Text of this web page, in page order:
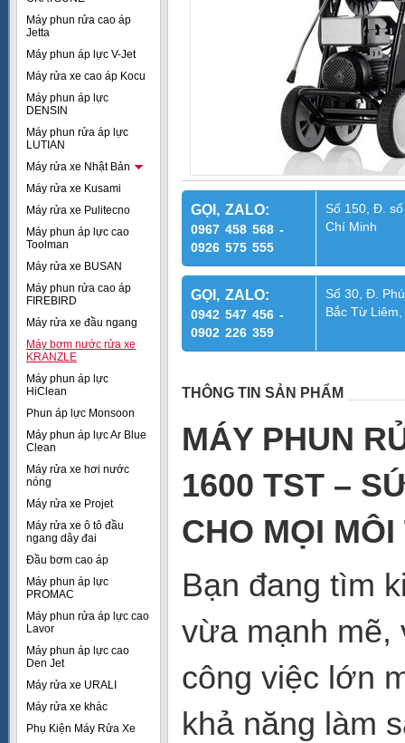
Máy phun rửa cao áp
Jetta
Máy phun áp lực V-Jet
Máy rửa xe cao áp Kocu
Máy phun áp lực
DENSIN
Máy phun rửa áp lực
LUTIAN
Máy rửa xe Nhật Bản
Máy rửa xe Kusami
Máy rửa xe Pulitecno
Máy phun áp lực cao
Toolman
Máy rửa xe BUSAN
Máy phun rửa cao áp
FIREBIRD
Máy rửa xe đầu ngang
Máy bơm nước rửa xe
KRANZLE
Máy phun áp lực
HiClean
Phun áp lực Monsoon
Máy phun áp lực Ar Blue
Clean
Máy rửa xe hơi nước
nóng
Máy rửa xe Projet
Máy rửa xe ô tô đầu
ngang dây đai
Đầu bơm cao áp
Máy phun áp lực
PROMAC
Máy phun rửa áp lực cao
Lavor
Máy phun áp lực cao
Den Jet
Máy rửa xe URALI
Máy rửa xe khác
Phụ Kiện Máy Rửa Xe
GỌI, ZALO:
0967 458 568 -
0926 575 555
Số 150, Đ.
Chí Minh
GỌI, ZALO:
0942 547 456 -
0902 226 359
Số 30, Đ.
Bắc Từ
THÔNG TIN SẢN PHẨM
MÁY PHUN
1600 TST –
CHO MỌI
Bạn đang tìm
vừa mạnh mẽ,
công việc lớn
khả năng làm